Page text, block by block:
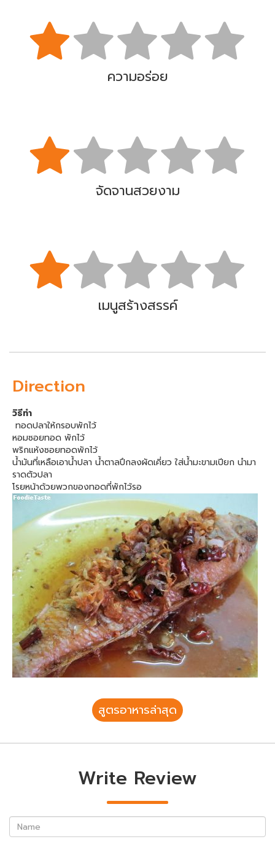
ความอร่อย
จัดจานสวยงาม
เมนูสร้างสรรค์
Direction
วิธีทำ
ทอดปลาให้กรอบพักไว้
หอมซอยทอด พักไว้
พริกแห้งซอยทอดพักไว้
น้ำมันที่เหลือเอาน้ำปลา น้ำตาลปึกลงผัดเคี่ยว ใส่น้ำมะขามเปียก นำมา
ราดตัวปลา
โรยหน้าด้วยพวกของทอดที่พักไว้รอ
สูตรอาหารล่าสุด
Write Review
Name